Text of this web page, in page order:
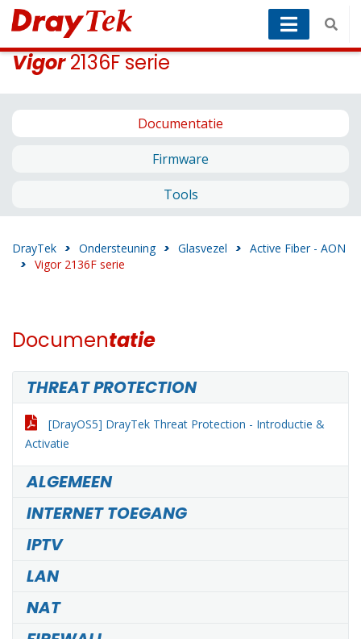
Vigor2136F serie
Documentatie
Firmware
Tools
DrayTek > Ondersteuning > Glasvezel > Active Fiber - AON
> Vigor 2136F serie
Documentatie
THREAT PROTECTION
[DrayOS5] DrayTek Threat Protection - Introductie &
Activatie
ALGEMEEN
INTERNET TOEGANG
IPTV
LAN
NAT